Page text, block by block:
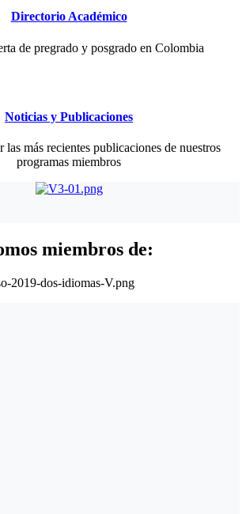
Directorio Académico
de pregrado y posgrado en Colombia
Noticias y Publicaciones
las más recientes publicaciones de nuestros
programas miembros
miembros de: